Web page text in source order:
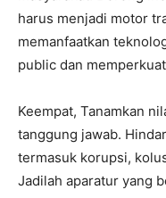
harus menjadi motor
memanfaatkan
public dan
Keempat, Tanamkan
tanggung jawab.
termasuk korupsi,
Jadilah aparatur yang